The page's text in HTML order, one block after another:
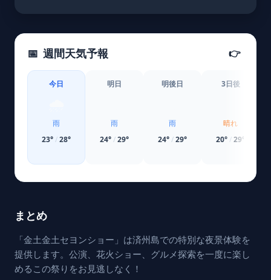
📅 週間天気予報 👉
今日
雨
23°/28°
明日
雨
24°/29°
明後日
雨
24°/29°
3日後
晴れ
20° /29°
まとめ
「金土金土セヨンショー」は済州島での特別な夜景体験を
提供します。公演、花火ショー、グルメ探索を一度に楽し
めるこの祭りをお見逃しなく！